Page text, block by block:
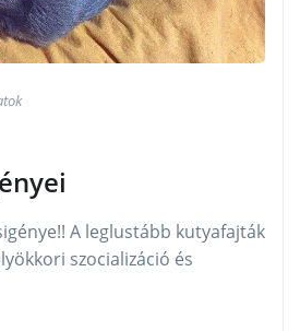
A leglustább kutyafajták
szocializáció és